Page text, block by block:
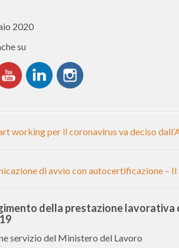
2020
su
working per il coronavirus va deciso
di avvio con autocertificazione – Il
della prestazione lavorativa
servizio del Ministero del Lavoro